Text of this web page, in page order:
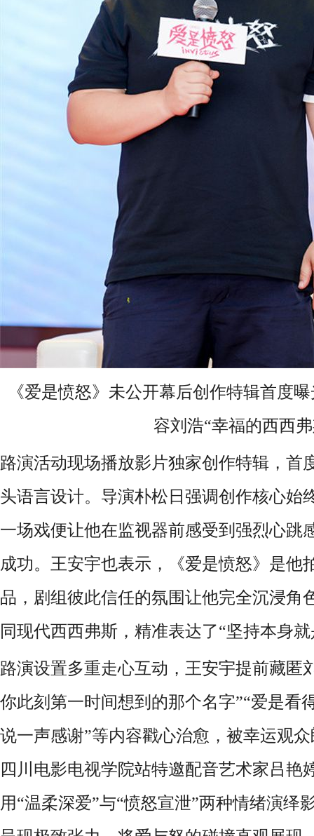
《爱是愤怒》未公开幕后创作特辑首度
容刘浩“幸福的西西
路演活动现场播放影片独家创作特辑，首
头语言设计。 导演朴松日 强调创作核心始
一场戏便让他在监视器前感受到强烈心跳
成功。王安宇也表示，《爱是愤怒》是他
品，剧组彼此信任的氛围让他完全沉浸角
同现代西西弗斯， 精准表达了“坚持本身
路演设置多重走心互动，王安宇提前藏匿
你此刻第一时间想到的那个名字”“爱是看
说一声感谢”等内容戳心治愈，被幸运观
四川电影电视学院站特邀配音艺术家吕艳
用“温柔深爱”与“愤怒宣泄”两种情绪演绎